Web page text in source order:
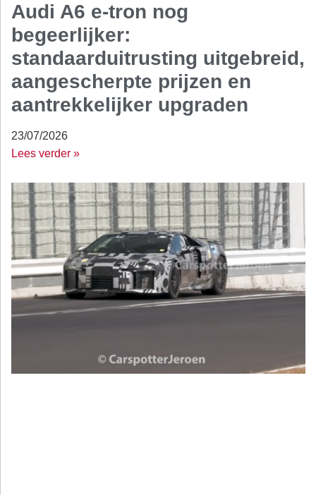
Audi A6 e-tron nog
begeerlijker:
standaarduitrusting uitgebreid,
aangescherpte prijzen en
aantrekkelijker upgraden
23/07/2026
Lees verder »